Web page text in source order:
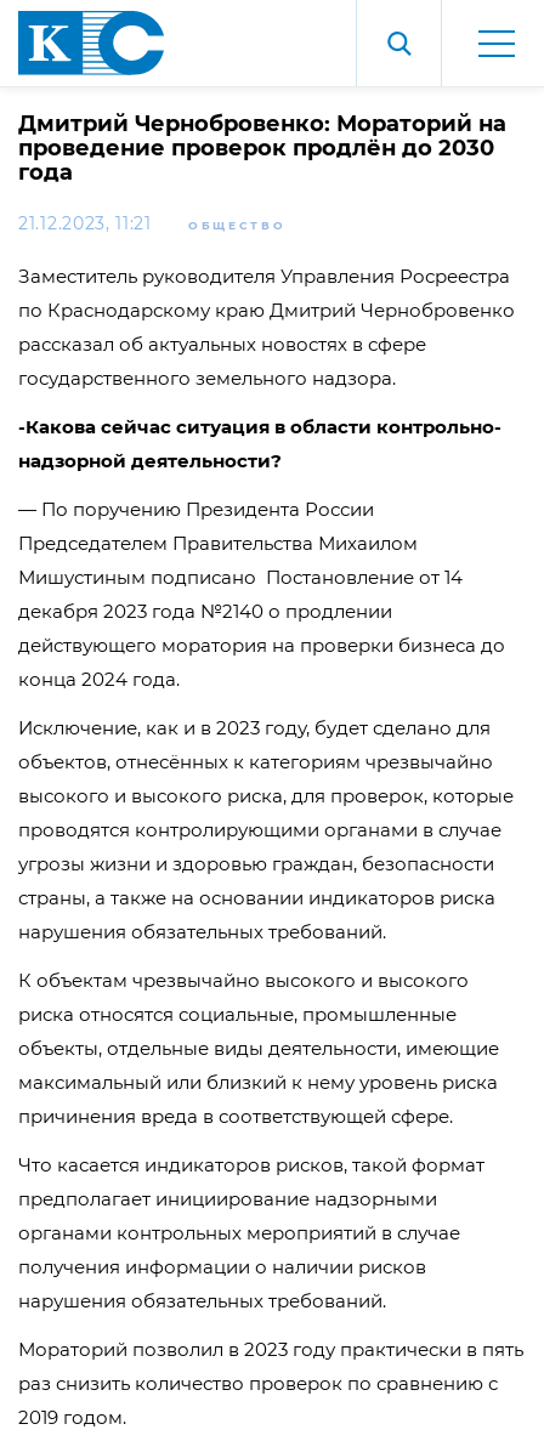
Дмитрий Чернобровенко: Мораторий на
проведение проверок продлён до 2030
года
21.12.2023, 11:21 ОБЩЕСТВО
Заместитель руководителя Управления Росреестра
по Краснодарскому краю Дмитрий Чернобровенко
рассказал об актуальных новостях в сфере
государственного земельного надзора.
-Какова сейчас ситуация в области контрольно-
надзорной деятельности?
— По поручению Президента России
Председателем Правительства Михаилом
Мишустиным подписано Постановление от 14
декабря 2023 года №2140 о продлении
действующего моратория на проверки бизнеса до
конца 2024 года.
Исключение, как и в 2023 году, будет сделано для
объектов, отнесённых к категориям чрезвычайно
высокого и высокого риска, для проверок, которые
проводятся контролирующими органами в случае
угрозы жизни и здоровью граждан, безопасности
страны, а также на основании индикаторов риска
нарушения обязательных требований.
К объектам чрезвычайно высокого и высокого
риска относятся социальные, промышленные
объекты, отдельные виды деятельности, имеющие
максимальный или близкий к нему уровень риска
причинения вреда в соответствующей сфере.
Что касается индикаторов рисков, такой формат
предполагает инициирование надзорными
органами контрольных мероприятий в случае
получения информации о наличии рисков
нарушения обязательных требований.
Мораторий позволил в 2023 году практически в пять
раз снизить количество проверок по сравнению с
2019 годом.